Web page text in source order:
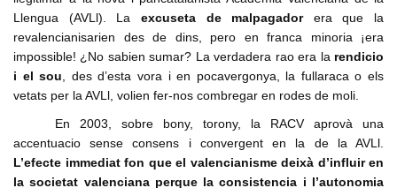
Llengua (AVLl). La excuseta de malpagador era que la
revalencianisarien des de dins, pero en franca minoria ¡era
impossible! ¿No sabien sumar? La verdadera rao era la rendicio
i el sou , des d’esta vora i en pocavergonya, la fullaraca o els
vetats per la AVLl, volien fer-nos combregar en rodes de moli.
En 2003, sobre bony, torony, la RACV aprovà una
accentuacio sense consens i convergent en la de la AVLl.
L’efecte immediat fon que el valencianisme deixà d’influir en
la societat valenciana perque la consistencia i l’autonomia